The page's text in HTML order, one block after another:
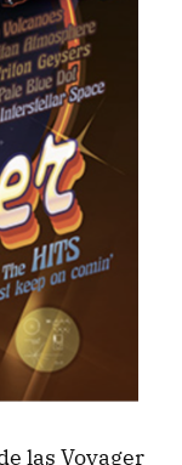
las Voyager